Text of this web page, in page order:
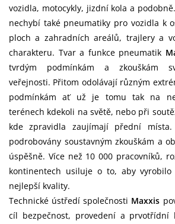
vozidla, motocykly, jizdní kola a
nechybí také pneumatiky pro vozidla k
ploch a zahradních areálů, trajlery a
charakteru. Tvar a funkce pneumatik
tvrdým podmínkám a zkouškám
veřejnosti. Přitom odolávají různým
podmínkám ať už je tomu tak na
terénech kdekoli na světě, nebo při
kde zpravidla zaujímají přední
podrobovány soustavným zkouškám a
úspěšně. Více než 10 000 pracovníků,
kontinentech usiluje o to, aby vyrobilo
nejlepší kvality.
Technické ústředí společnosti Maxxis
cíl bezpečnost, provedení a prvotřídní